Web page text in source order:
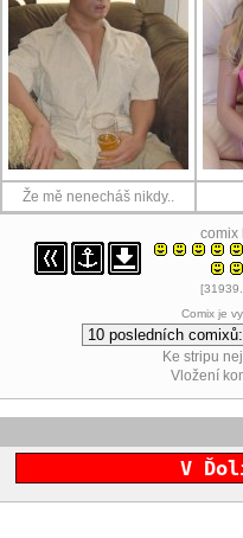
Že mě nenecháš nikdy..
comix
Comix je
Ke stripu
Vložení
V